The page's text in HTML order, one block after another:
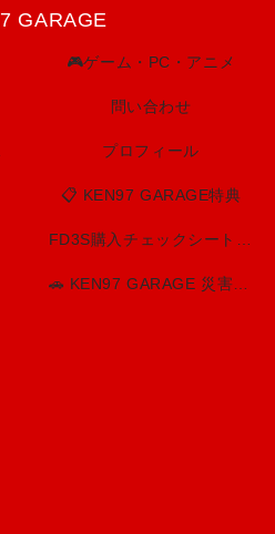
GARAGE
🎮ゲーム・PC・アニメ
問い合わせ
プロフィール
📋 KEN97 GARAGE特典